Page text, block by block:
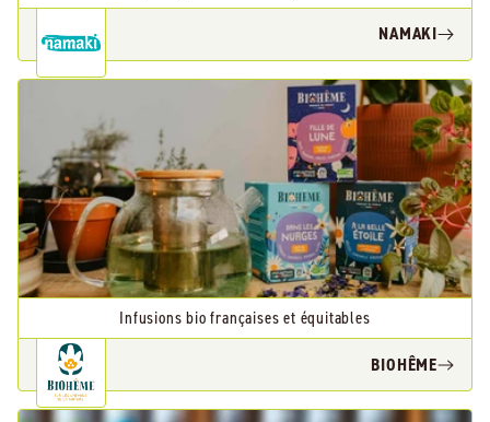
NAMAKI
Infusions bio françaises et équitables
BIOHÊME